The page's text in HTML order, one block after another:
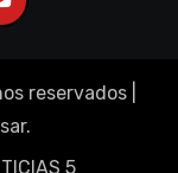
reservados
.
5